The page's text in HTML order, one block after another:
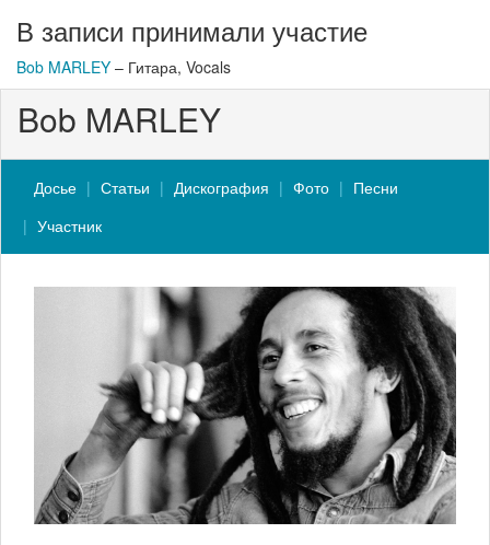
В записи принимали участие
Bob MARLEY – Гитара, Vocals
Bob MARLEY
Досье Статьи Дискография Фото
Песни
Участник